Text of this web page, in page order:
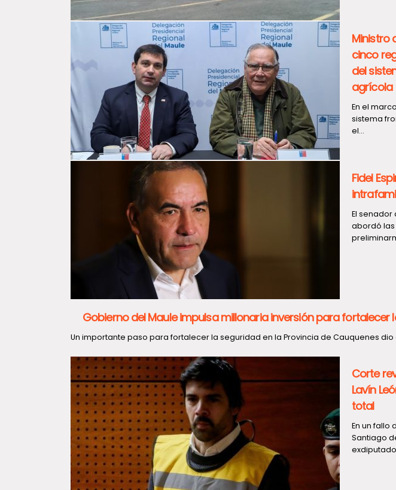
Ministro
cinco
del
agrícola
En el
sistema
el...
Fidel
El senador
abordó las
Gobierno del Maule impulsa millonaria inversión para fortalecer
Un importante paso para fortalecer la seguridad en la Provincia de Cauquenes dio
Corte
Lavín
total
En un fallo
Santiago